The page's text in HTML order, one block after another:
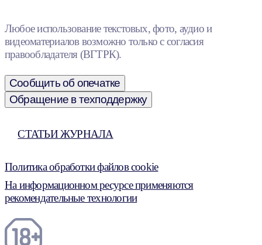
Любое использование текстовых, фото, аудио и
видеоматериалов возможно только с согласия
правообладателя (ВГТРК).
Сообщить об опечатке
Обращение в техподдержку
СТАТЬИ ЖУРНАЛА
Политика обработки файлов cookie
На информационном ресурсе применяются
рекомендательные технологии